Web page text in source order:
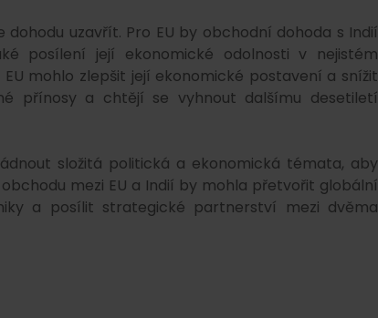
uzavřít. Pro EU by obchodní dohoda s Indií
posílení její ekonomické odolnosti v nejistém
mohlo zlepšit její ekonomické postavení a snížit
přínosy a chtějí se vyhnout dalšímu desetiletí
složitá politická a ekonomická témata, aby
mezi EU a Indií by mohla přetvořit globální
a posílit strategické partnerství mezi dvěma